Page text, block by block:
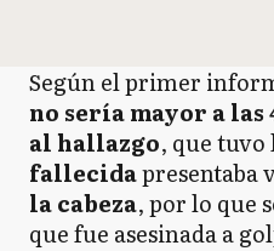
Según el primer
no sería mayor a
al hallazgo, que
fallecidapresentaba
la cabeza, por lo que
que fue asesinada a